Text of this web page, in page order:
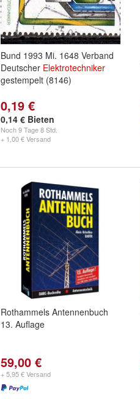
Bund 1993 Mi. 1648 Verband
Deutscher Elektrotechniker
gestempelt (8146)
0,19 €
0,14 € Bieten
Noch9 Tage 8 Std.
+ 1,00 € Versand
Rothammels Antennenbuch
13. Auflage
59,00 €
+ 5,95 € Versand